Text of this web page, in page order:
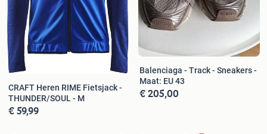
CRAFT Heren RIME Fietsjack -
THUNDER/SOUL - M
€ 59,99
Balenciaga - Track - Sneakers -
Maat: EU 43
€ 205,00